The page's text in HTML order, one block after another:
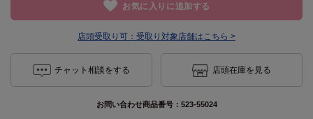
お気に入りに追加する
店頭受取り可： 受取り対象店舗はこちら >
チャット相談をする 店頭在庫を見る
お問い合わせ商品番号： 523-55024